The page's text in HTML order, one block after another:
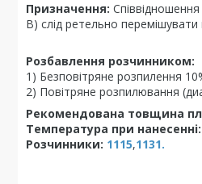
Призначення:
B) слід ретельно
Розбавлення розчинником:
1) Безповітряне розпилення
2) Повітряне розпилювання
Рекомендована товщина
Температура при нанесенні:
Розчинники: 1115,1131.